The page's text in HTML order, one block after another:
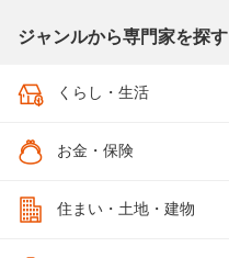
ジャンルから専門家を探す
くらし・生活
お金・保険
住まい・土地・建物